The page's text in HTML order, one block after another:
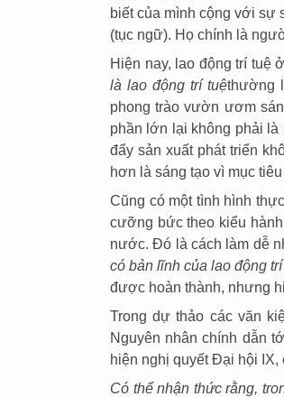
biết của mình cộng với sự
(tục ngữ). Họ chính là
Hiện nay, lao động trí tuệ
là lao động trí tuệthường
phong trào vườn ươm
phần lớn lại không phải là
đẩy sản xuất phát triển
hơn là sáng tạo vì mục
Cũng có một tình hình
cưỡng bức theo kiểu
nước. Đó là cách làm dễ
có bản lĩnh của lao động
được hoàn thành, nhưng
Trong dự thảo các văn
Nguyên nhân chính dẫn
hiện nghị quyết Đại hội IX,
Có thể nhận thức rằng,